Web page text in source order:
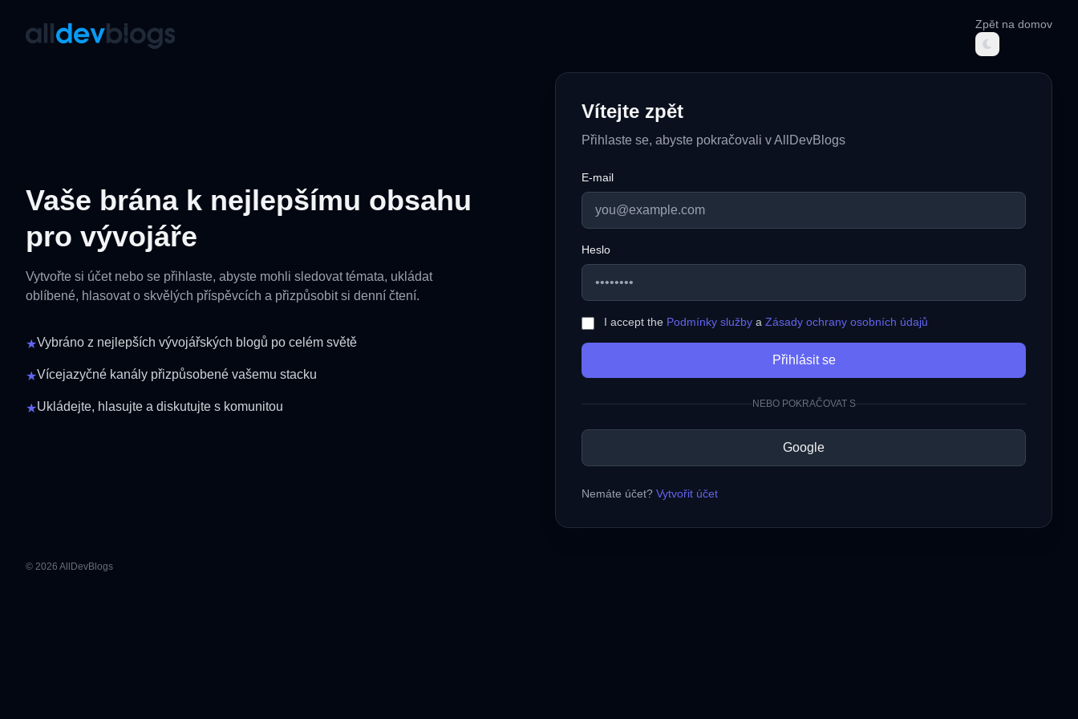
AllDevBlogs
Zpět na domov
Vaše brána k nejlepšímu obsahu
pro vývojáře
Vytvořte si účet nebo se přihlaste, abyste mohli sledovat témata, ukládat
oblíbené, hlasovat o skvělých příspěvcích a přizpůsobit si denní čtení.
★Vybráno z nejlepších vývojářských blogů po celém světě
★Vícejazyčné kanály přizpůsobené vašemu stacku
★Ukládejte, hlasujte a diskutujte s komunitou
Vítejte zpět
Přihlaste se, abyste pokračovali v AllDevBlogs
E-mail
Heslo
I accept the Podmínky služby a Zásady ochrany osobních údajů
Přihlásit se
NEBO POKRAČOVAT S
Google
Nemáte účet? Vytvořit účet
© 2026 AllDevBlogs